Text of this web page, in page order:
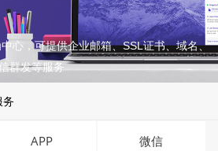
心，可提供企业邮箱、SSL证书、域名、
群发等服务
务
APP 微信